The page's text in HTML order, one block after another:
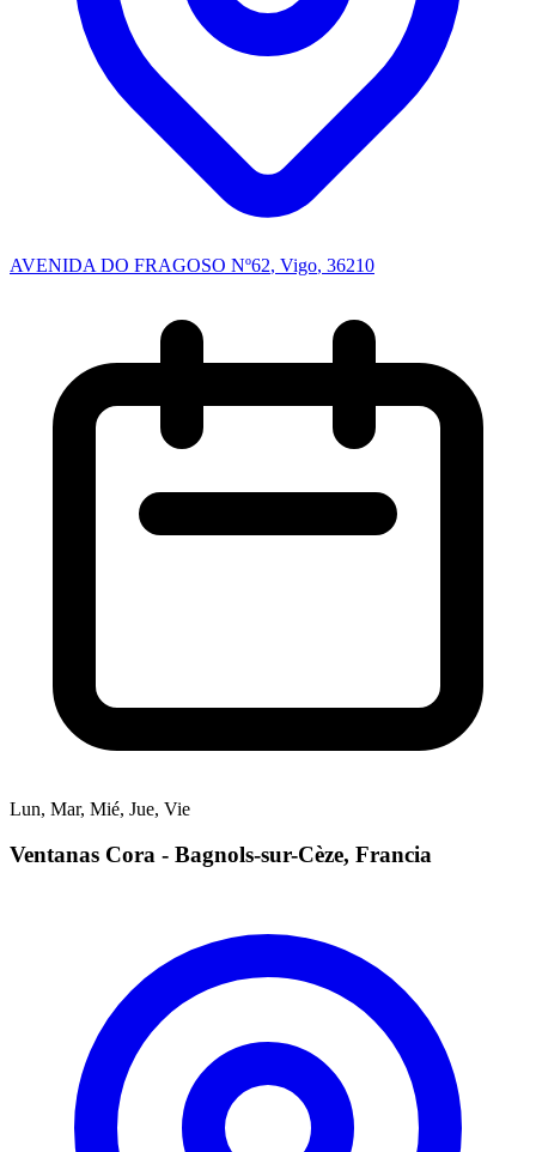
AVENIDA DO FRAGOSO Nº62, Vigo, 36210
Lun, Mar, Mié, Jue, Vie
Ventanas Cora - Bagnols-sur-Cèze, Francia